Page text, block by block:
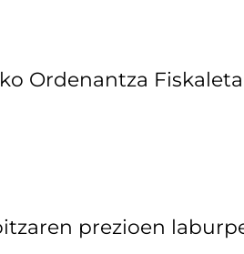
Ordenantza
prezioen